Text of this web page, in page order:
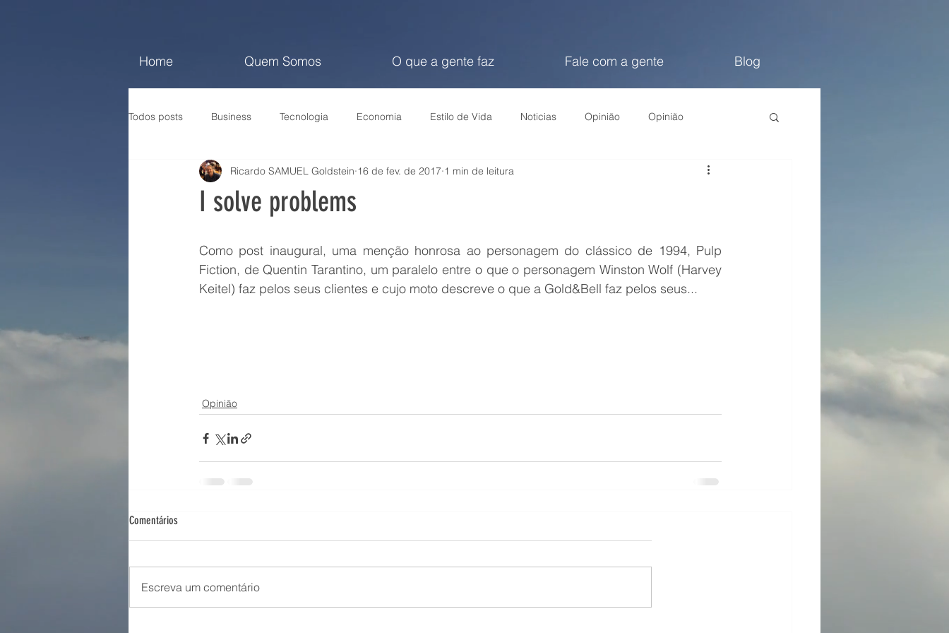
Home Quem Somos O que a gente faz Fale com a gente Blog
Todos posts Business Tecnologia Economia Estilo de Vida Noticias Opinião Opinião
I solve problems
Ricardo SAMUEL Goldstein 16 de fev. de 2017 1 min de leitura
Como post inaugural, uma menção honrosa ao personagem do clássico de 1994, Pulp
Fiction, de Quentin Tarantino, um paralelo entre o que o personagem Winston Wolf (Harvey
Keitel) faz pelos seus clientes e cujo moto descreve o que a Gold&Bell faz pelos seus...
Opinião
Comentários
Escreva um comentário